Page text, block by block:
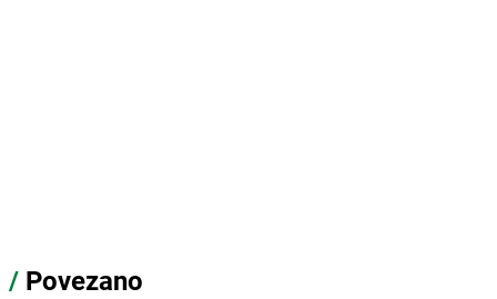
/ Povezano